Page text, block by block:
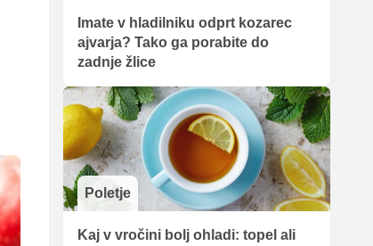
Imate v hladilniku odprt kozarec
ajvarja? Tako ga porabite do
zadnje žlice
Poletje
Kaj v vročini bolj ohladi: topel ali